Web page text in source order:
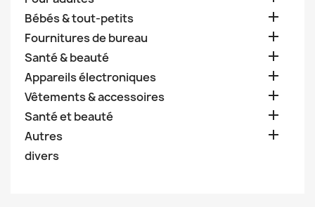
Bébés & tout-petits 
Fournitures de bureau 
Santé & beauté 
Appareils électroniques 
Vêtements & accessoires 
Santé et beauté 
Autres 
divers